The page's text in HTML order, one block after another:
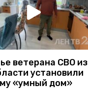
ветерана СВО из
установили
«умный дом»